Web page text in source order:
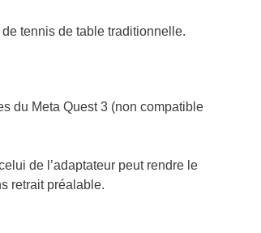
tennis de table traditionnelle.
du Meta Quest 3 (non compatible
de l’adaptateur peut rendre le
retrait préalable.